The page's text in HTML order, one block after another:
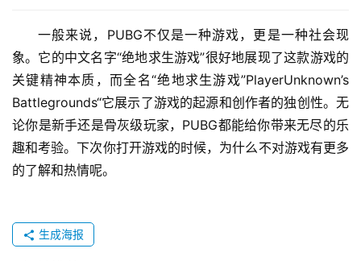
一般来说，PUBG不仅是一种游戏，更是一种社会现
象。它的中文名字“绝地求生游戏”很好地展现了这款游戏的
关键精神本质，而全名“绝地求生游戏”PlayerUnknown’s
Battlegrounds“它展示了游戏的起源和创作者的独创性。无
论你是新手还是骨灰级玩家，PUBG都能给你带来无尽的乐
趣和考验。下次你打开游戏的时候，为什么不对游戏有更多
的了解和热情呢。
生成海报